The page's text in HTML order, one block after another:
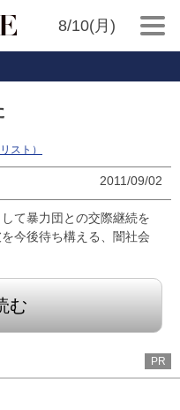
8/10(月)
スト）
2011/09/02
て暴力団との交際継続を
今後待ち構える、闇社会
む
PR